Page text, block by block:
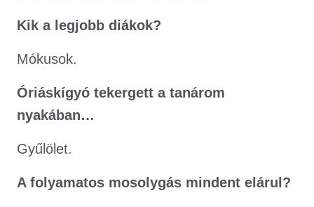
Kik a legjobb diákok?
Mókusok.
Óriáskígyó tekergett a tanárom
nyakában…
Gyűlölet.
A folyamatos mosolygás mindent elárul?